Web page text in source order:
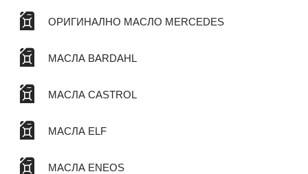
ОРИГИНАЛНО МАСЛО MERCEDES
МАСЛА BARDAHL
МАСЛА CASTROL
МАСЛА ELF
МАСЛА ENEOS